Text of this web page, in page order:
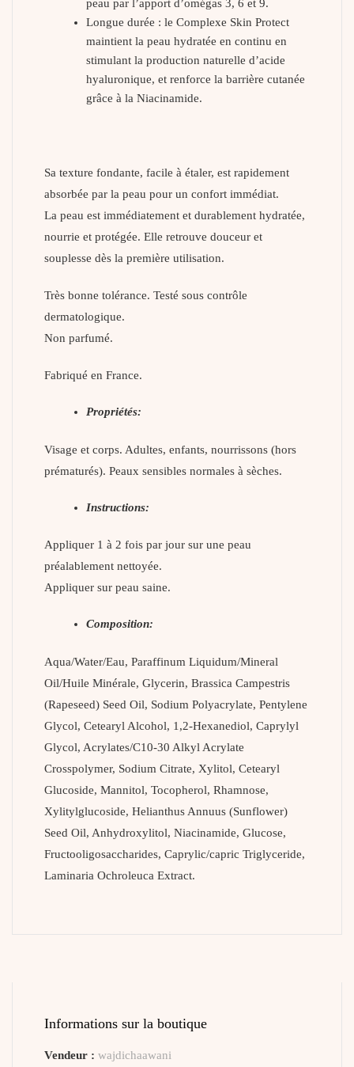
peau par l’apport d’omégas 3, 6 et 9.
Longue durée : le Complexe Skin Protect
maintient la peau hydratée en continu en
stimulant la production naturelle d’acide
hyaluronique, et renforce la barrière cutanée
grâce à la Niacinamide.
Sa texture fondante, facile à étaler, est rapidement
absorbée par la peau pour un confort immédiat.
La peau est immédiatement et durablement hydratée,
nourrie et protégée. Elle retrouve douceur et
souplesse dès la première utilisation.
Très bonne tolérance. Testé sous contrôle
dermatologique.
Non parfumé.
Fabriqué en France.
Propriétés:
Visage et corps. Adultes, enfants, nourrissons (hors
prématurés). Peaux sensibles normales à sèches.
Instructions:
Appliquer 1 à 2 fois par jour sur une peau
préalablement nettoyée.
Appliquer sur peau saine.
Composition:
Aqua/Water/Eau, Paraffinum Liquidum/Mineral
Oil/Huile Minérale, Glycerin, Brassica Campestris
(Rapeseed) Seed Oil, Sodium Polyacrylate, Pentylene
Glycol, Cetearyl Alcohol, 1,2-Hexanediol, Caprylyl
Glycol, Acrylates/C10-30 Alkyl Acrylate
Crosspolymer, Sodium Citrate, Xylitol, Cetearyl
Glucoside, Mannitol, Tocopherol, Rhamnose,
Xylitylglucoside, Helianthus Annuus (Sunflower)
Seed Oil, Anhydroxylitol, Niacinamide, Glucose,
Fructooligosaccharides, Caprylic/capric Triglyceride,
Laminaria Ochroleuca Extract.
Informations sur la boutique
Vendeur : wajdichaawani